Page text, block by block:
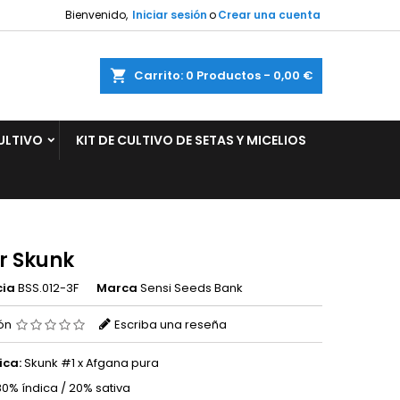
Bienvenido, Iniciar sesiónoCrear una cuenta
Carrito 0 Productos - 0,00 €
KIT DE CULTIVO DE SETAS Y MICELIOS
Skunk
BSS.012-3F Marca Sensi Seeds Bank
Escriba una reseña
Skunk #1 x Afgana pura
índica / 20% sativa